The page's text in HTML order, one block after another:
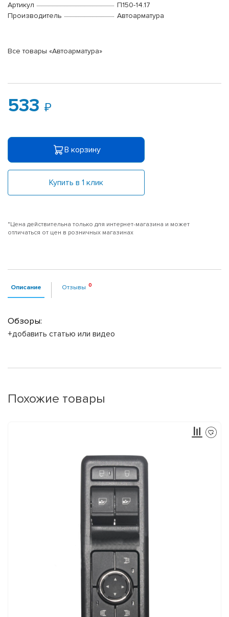
Артикул
П150-14.17
Производитель
Автоарматура
Все товары «Автоарматура»
533
В корзину
Купить в 1 клик
*Цена действительна только для интернет-магазина и может
отличаться от цен в розничных магазинах
Описание Отзывы
Обзоры:
+добавить статью или видео
Похожие товары